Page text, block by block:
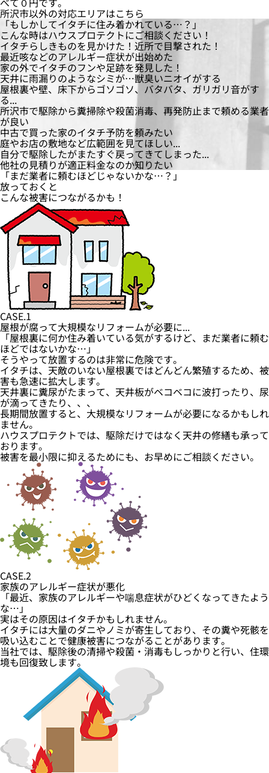
所沢市以外の対応エリアはこちら
「もしかしてイタチに住み着かれている…？」
こんな時はハウスプロテクトにご相談ください！
イタチらしきものを見かけた！近所で目撃された！
最近咳などのアレルギー症状が出始めた
家の外でイタチのフンや足跡を発見した！
天井に雨漏りのようなシミが…獣臭いニオイがする
屋根裏や壁、床下からゴソゴソ、バタバタ、ガリガリ音がす
る...
所沢市で駆除から糞掃除や殺菌消毒、再発防止まで頼める業者
が良い
中古で買った家のイタチ予防を頼みたい
庭やお店の敷地など広範囲を見てほしい...
自分で駆除したがまたすぐ戻ってきてしまった...
他社の見積りが適正料金なのか知りたい
「まだ業者に頼むほどじゃないかな…？」
放っておくと
こんな被害につながるかも！
CASE.1
屋根が腐って大規模なリフォームが必要に...
「屋根裏に何か住み着いている気がするけど、まだ業者に頼む
ほどではないかな…」
そうやって放置するのは非常に危険です。
イタチは、天敵のいない屋根裏ではどんどん繁殖するため、被
害も急速に拡大します。
天井裏に糞尿がたまって、天井板がベコベコに波打ったり、尿
が滴ってきたり、、、
長期間放置すると、大規模なリフォームが必要になるかもしれ
ません。
ハウスプロテクトでは、駆除だけではなく天井の修繕も承って
おります。
被害を最小限に抑えるためにも、お早めにご相談ください。
CASE.2
家族のアレルギー症状が悪化
「最近、家族のアレルギーや喘息症状がひどくなってきたよう
な…」
実はその原因はイタチかもしれません。
イタチには大量のダニやノミが寄生しており、その糞や死骸を
吸い込むことで健康被害につながることがあります。
当社では、駆除後の清掃や殺菌・消毒もしっかりと行い、住環
境も回復致します。